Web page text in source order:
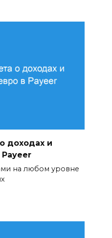
доходах и
Payeer
на любом уровне